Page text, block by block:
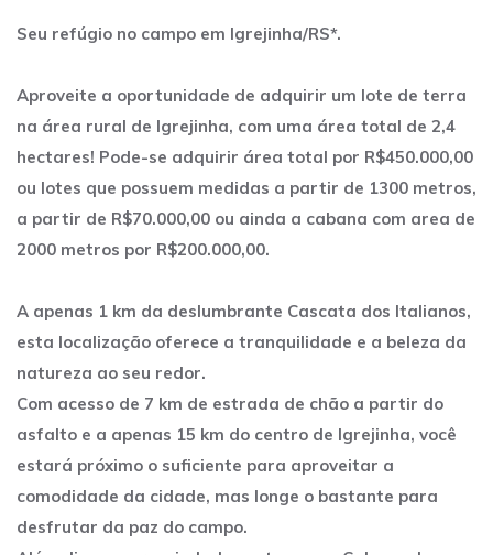
Seu refúgio no campo em Igrejinha/RS*.
Aproveite a oportunidade de adquirir um lote de terra
na área rural de Igrejinha, com uma área total de 2,4
hectares! Pode-se adquirir área total por R$450.000,00
ou lotes que possuem medidas a partir de 1300 metros,
a partir de R$70.000,00 ou ainda a cabana com area de
2000 metros por R$200.000,00.
A apenas 1 km da deslumbrante Cascata dos Italianos,
esta localização oferece a tranquilidade e a beleza da
natureza ao seu redor.
Com acesso de 7 km de estrada de chão a partir do
asfalto e a apenas 15 km do centro de Igrejinha, você
estará próximo o suficiente para aproveitar a
comodidade da cidade, mas longe o bastante para
desfrutar da paz do campo.